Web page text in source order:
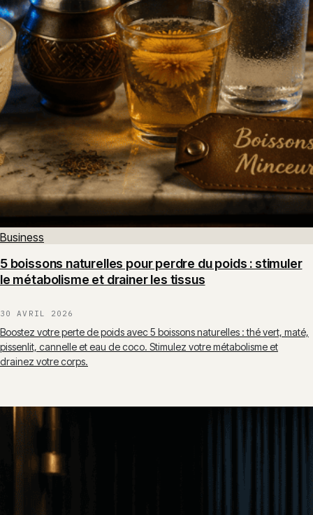
Business
5 boissons naturelles pour perdre du poids : stimuler
le métabolisme et drainer les tissus
30 AVRIL 2026
Boostez votre perte de poids avec 5 boissons naturelles : thé vert, maté,
pissenlit, cannelle et eau de coco. Stimulez votre métabolisme et
drainez votre corps.